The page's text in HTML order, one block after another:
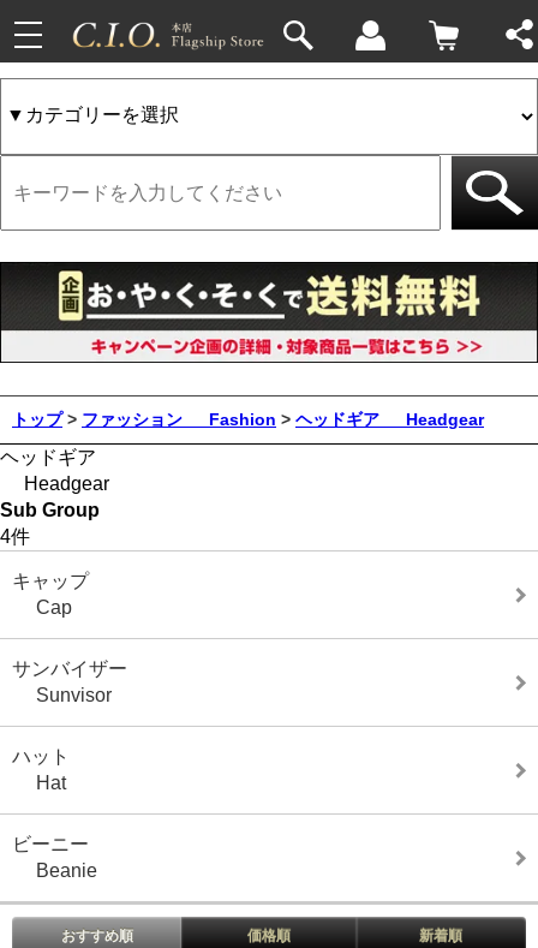
toggle
navigation
トップ > ファッション Fashion > ヘッドギア Headgear
ヘッドギア
Headgear
Sub Group
4件
キャップ
Cap
サンバイザー
Sunvisor
ハット
Hat
ビーニー
Beanie
おすすめ順 価格順 新着順